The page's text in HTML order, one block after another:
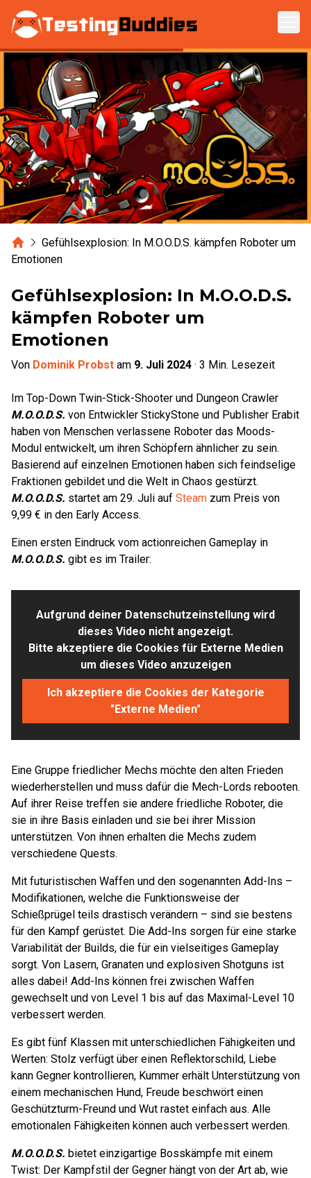
Zum Hauptinhalt springen
HomeGefühlsexplosion: In M.O.O.D.S. kämpfen Roboter um
Emotionen
Gefühlsexplosion: In M.O.O.D.S.
kämpfen Roboter um
Emotionen
Von Dominik Probst am 9. Juli 2024 · 3 Min. Lesezeit
Im Top-Down Twin-Stick-Shooter und Dungeon Crawler
M.O.O.D.S. von Entwickler StickyStone und Publisher Erabit
haben von Menschen verlassene Roboter das Moods-
Modul entwickelt, um ihren Schöpfern ähnlicher zu sein.
Basierend auf einzelnen Emotionen haben sich feindselige
Fraktionen gebildet und die Welt in Chaos gestürzt.
M.O.O.D.S. startet am 29. Juli auf Steam zum Preis von
9,99 € in den Early Access.
Einen ersten Eindruck vom actionreichen Gameplay in
M.O.O.D.S. gibt es im Trailer:
Aufgrund deiner Datenschutzeinstellung wird
dieses Video nicht angezeigt.
Bitte akzeptiere die Cookies für Externe Medien
um dieses Video anzuzeigen
Ich akzeptiere die Cookies der Kategorie
"Externe Medien"
Eine Gruppe friedlicher Mechs möchte den alten Frieden
wiederherstellen und muss dafür die Mech-Lords rebooten.
Auf ihrer Reise treffen sie andere friedliche Roboter, die
sie in ihre Basis einladen und sie bei ihrer Mission
unterstützen. Von ihnen erhalten die Mechs zudem
verschiedene Quests.
Mit futuristischen Waffen und den sogenannten Add-Ins –
Modifikationen, welche die Funktionsweise der
Schießprügel teils drastisch verändern – sind sie bestens
für den Kampf gerüstet. Die Add-Ins sorgen für eine starke
Variabilität der Builds, die für ein vielseitiges Gameplay
sorgt. Von Lasern, Granaten und explosiven Shotguns ist
alles dabei! Add-Ins können frei zwischen Waffen
gewechselt und von Level 1 bis auf das Maximal-Level 10
verbessert werden.
Es gibt fünf Klassen mit unterschiedlichen Fähigkeiten und
Werten: Stolz verfügt über einen Reflektorschild, Liebe
kann Gegner kontrollieren, Kummer erhält Unterstützung von
einem mechanischen Hund, Freude beschwört einen
Geschützturm-Freund und Wut rastet einfach aus. Alle
emotionalen Fähigkeiten können auch verbessert werden.
M.O.O.D.S. bietet einzigartige Bosskämpfe mit einem
Twist: Der Kampfstil der Gegner hängt von der Art ab, wie